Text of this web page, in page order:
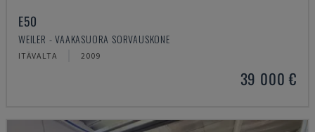
E50
WEILER - VAAKASUORA SORVAUSKONE
ITÄVALTA 2009
39 000 €